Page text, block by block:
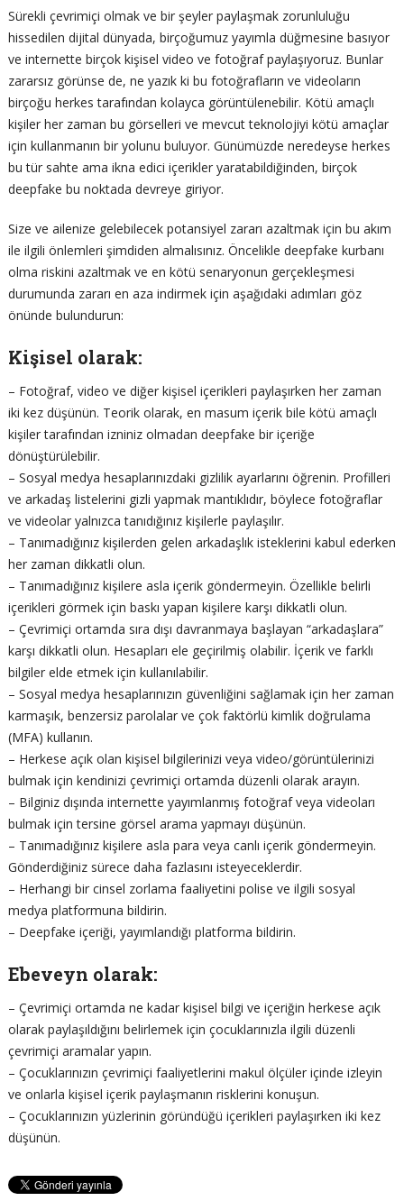
Sürekli çevrimiçi olmak ve bir şeyler paylaşmak zorunluluğu
hissedilen dijital dünyada, birçoğumuz yayımla düğmesine basıyor
ve internette birçok kişisel video ve fotoğraf paylaşıyoruz. Bunlar
zararsız görünse de, ne yazık ki bu fotoğrafların ve videoların
birçoğu herkes tarafından kolayca görüntülenebilir. Kötü amaçlı
kişiler her zaman bu görselleri ve mevcut teknolojiyi kötü amaçlar
için kullanmanın bir yolunu buluyor. Günümüzde neredeyse herkes
bu tür sahte ama ikna edici içerikler yaratabildiğinden, birçok
deepfake bu noktada devreye giriyor.
Size ve ailenize gelebilecek potansiyel zararı azaltmak için bu akım
ile ilgili önlemleri şimdiden almalısınız. Öncelikle deepfake kurbanı
olma riskini azaltmak ve en kötü senaryonun gerçekleşmesi
durumunda zararı en aza indirmek için aşağıdaki adımları göz
önünde bulundurun:
Kişisel olarak:
– Fotoğraf, video ve diğer kişisel içerikleri paylaşırken her zaman
iki kez düşünün. Teorik olarak, en masum içerik bile kötü amaçlı
kişiler tarafından izniniz olmadan deepfake bir içeriğe
dönüştürülebilir.
– Sosyal medya hesaplarınızdaki gizlilik ayarlarını öğrenin. Profilleri
ve arkadaş listelerini gizli yapmak mantıklıdır, böylece fotoğraflar
ve videolar yalnızca tanıdığınız kişilerle paylaşılır.
– Tanımadığınız kişilerden gelen arkadaşlık isteklerini kabul ederken
her zaman dikkatli olun.
– Tanımadığınız kişilere asla içerik göndermeyin. Özellikle belirli
içerikleri görmek için baskı yapan kişilere karşı dikkatli olun.
– Çevrimiçi ortamda sıra dışı davranmaya başlayan “arkadaşlara”
karşı dikkatli olun. Hesapları ele geçirilmiş olabilir. İçerik ve farklı
bilgiler elde etmek için kullanılabilir.
– Sosyal medya hesaplarınızın güvenliğini sağlamak için her zaman
karmaşık, benzersiz parolalar ve çok faktörlü kimlik doğrulama
(MFA) kullanın.
– Herkese açık olan kişisel bilgilerinizi veya video/görüntülerinizi
bulmak için kendinizi çevrimiçi ortamda düzenli olarak arayın.
– Bilginiz dışında internette yayımlanmış fotoğraf veya videoları
bulmak için tersine görsel arama yapmayı düşünün.
– Tanımadığınız kişilere asla para veya canlı içerik göndermeyin.
Gönderdiğiniz sürece daha fazlasını isteyeceklerdir.
– Herhangi bir cinsel zorlama faaliyetini polise ve ilgili sosyal
medya platformuna bildirin.
– Deepfake içeriği, yayımlandığı platforma bildirin.
Ebeveyn olarak:
– Çevrimiçi ortamda ne kadar kişisel bilgi ve içeriğin herkese açık
olarak paylaşıldığını belirlemek için çocuklarınızla ilgili düzenli
çevrimiçi aramalar yapın.
– Çocuklarınızın çevrimiçi faaliyetlerini makul ölçüler içinde izleyin
ve onlarla kişisel içerik paylaşmanın risklerini konuşun.
– Çocuklarınızın yüzlerinin göründüğü içerikleri paylaşırken iki kez
düşünün.